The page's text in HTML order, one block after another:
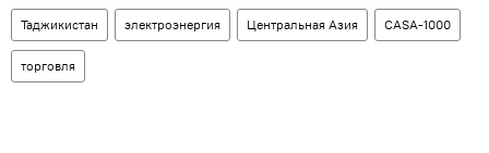
Таджикистан электроэнергия Центральная Азия CASA-1000
торговля